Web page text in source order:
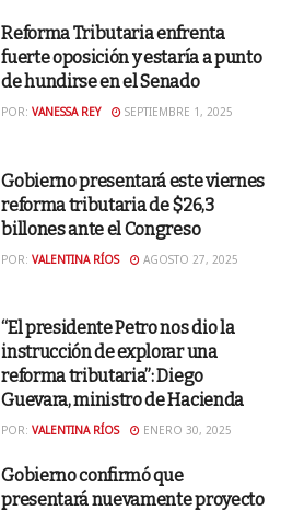
Reforma Tributaria enfrenta
fuerte oposición y estaría a punto
de hundirse en el Senado
POR: VANESSA REY SEPTIEMBRE 1, 2025
Gobierno presentará este viernes
reforma tributaria de $26,3
billones ante el Congreso
POR: VALENTINA RÍOS AGOSTO 27, 2025
“El presidente Petro nos dio la
instrucción de explorar una
reforma tributaria”: Diego
Guevara, ministro de Hacienda
POR: VALENTINA RÍOS ENERO 30, 2025
Gobierno confirmó que
presentará nuevamente proyecto